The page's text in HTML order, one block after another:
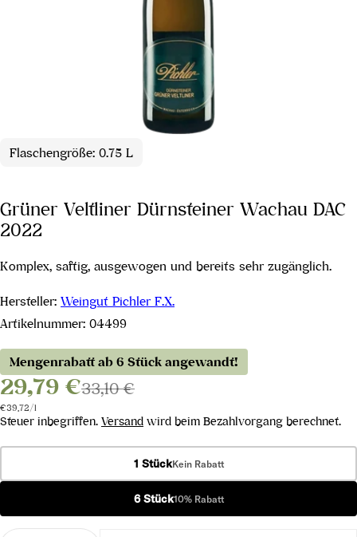
Flaschengröße: 0.75 L
Grüner Veltliner Dürnsteiner Wachau DAC
2022
Komplex, saftig, ausgewogen und bereits sehr zugänglich.
Hersteller: Weingut Pichler F.X.
Artikelnummer: 04499
Mengenrabatt ab 6 Stück angewandt!
29,79 €33,10 €
Stückpreis
€39,72/pro
l
Steuer inbegriffen. Versand wird beim Bezahlvorgang berechnet.
1 StückKein Rabatt
6 Stück10% Rabatt